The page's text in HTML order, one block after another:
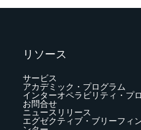
リソース
サービス
アカデミック・プログラム
インターオペラビリティ・プ
お問合せ
ニュースリリース
エグゼクティブ・ブリーフィ